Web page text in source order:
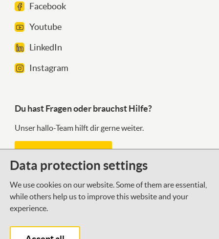
Facebook
Youtube
LinkedIn
Instagram
Du hast Fragen oder brauchst Hilfe?
Unser hallo-Team hilft dir gerne weiter.
Was gibt es Neues bei der DSEE?
Mit unserem Newsletter halten wir dich auf dem
Laufenden.
Data protection settings
We use cookies on our website. Some of them are essential,
while others help us to improve this website and your
experience.